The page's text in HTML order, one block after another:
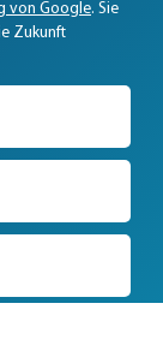
von Google. Sie
Zukunft